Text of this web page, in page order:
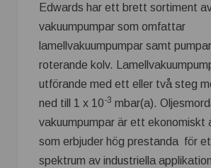
Edwards har ett brett sortiment
vakuumpumpar som omfattar
lamellvakuumpumpar samt
roterande kolv.
utförande med ett eller två steg
ned till 1 x 10-3 mbar(a).
vakuumpumpar är ett ekonomiskt
som erbjuder hög prestanda för
spektrum av industriella